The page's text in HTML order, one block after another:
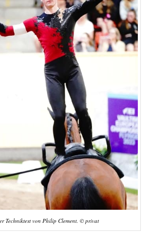
Techniktest von Philip Clement. © privat